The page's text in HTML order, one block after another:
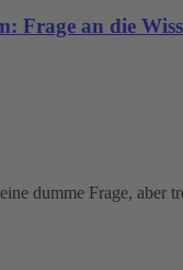
Frage an die
dumme Frage, aber